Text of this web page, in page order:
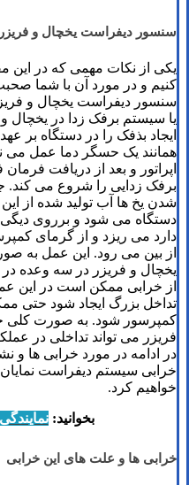
سنسور دیفراست یخچال و
یکی از نکات مهمی که در این
کنیم و در مورد آن با شما
سنسور دیفراست یخچال و
یا سیستم برفک زدا در یخچال
ایجاد بذفک را در دستگاه بر
همانند یک حسگر دما عمل می
اپراتور و بعد از دریافت
برفک زدایی را شروع می کند.
شدن یخ ها آب تولید شده از
دستگاه می شود و برروی
دارد می ریزد و از گرمای
از بین می رود. این عمل به
یخچال و فریزر در سه وعده
از خرابی ممکن است در این
تداخل بزرگ ایجاد شود حتی
کمپرسور شود. به صورت کلی
فریزر می تواند تداخلی در
در ادامه در مورد خرابی ها و
خرابی سیستم دیفراست
خواهیم کرد.
بخوانید:
خرابی ها و علت های این خرابی